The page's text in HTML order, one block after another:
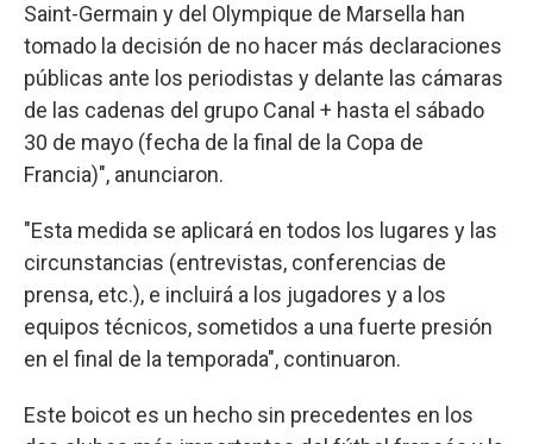
Saint-Germain y del Olympique de Marsella han
tomado la decisión de no hacer más declaraciones
públicas ante los periodistas y delante las cámaras
de las cadenas del grupo Canal + hasta el sábado
30 de mayo (fecha de la final de la Copa de
Francia)", anunciaron.
"Esta medida se aplicará en todos los lugares y las
circunstancias (entrevistas, conferencias de
prensa, etc.), e incluirá a los jugadores y a los
equipos técnicos, sometidos a una fuerte presión
en el final de la temporada", continuaron.
Este boicot es un hecho sin precedentes en los